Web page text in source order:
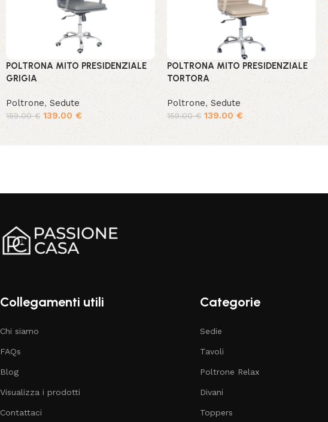
POLTRONA MITO PRESIDENZIALE
GRIGIA
Poltrone, Sedute
159.00€ 139.00 €
POLTRONA MITO PRESIDENZIALE
TORTORA
Poltrone, Sedute
159.00€ 139.00€
Collegamenti utili
Chi siamo
FAQs
Blog
Visualizza i prodotti
Contattaci
Categorie
Sedie
Tavoli
Poltrone Relax
Divani
Toppers